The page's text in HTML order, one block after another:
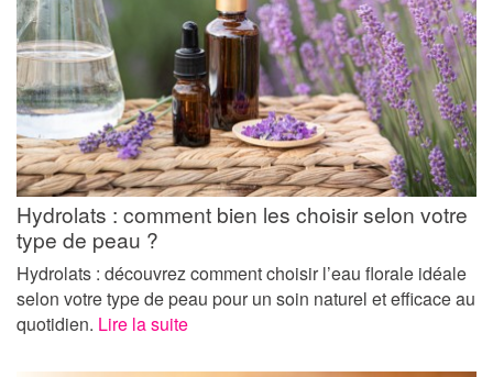
Hydrolats : comment bien les choisir selon votre
type de peau ?
Hydrolats : découvrez comment choisir l’eau florale idéale
selon votre type de peau pour un soin naturel et efficace au
quotidien. Lire la suite